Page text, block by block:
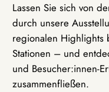
Lassen Sie sich von
durch unsere
regionalen Highlights
Stationen – und
und Besucher:innen-
zusammenfließen.